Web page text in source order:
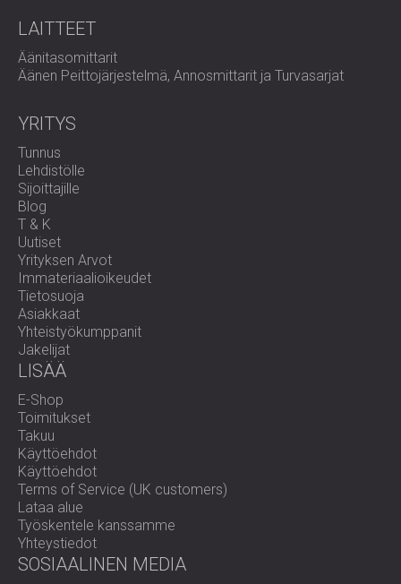
LAITTEET
Äänitasomittarit
Äänen Peittojärjestelmä, Annosmittarit ja Turvasarjat
YRITYS
Tunnus
Lehdistölle
Sijoittajille
Blog
T & K
Uutiset
Yrityksen Arvot
Immateriaalioikeudet
Tietosuoja
Asiakkaat
Yhteistyökumppanit
Jakelijat
LISÄÄ
E-Shop
Toimitukset
Takuu
Käyttöehdot
Käyttöehdot
Terms of Service (UK customers)
Lataa alue
Työskentele kanssamme
Yhteystiedot
SOSIAALINEN MEDIA